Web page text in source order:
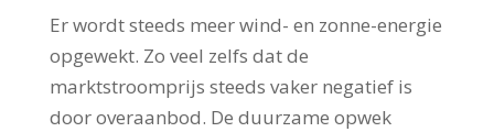
Er wordt steeds meer wind- en zonne-energie
opgewekt. Zo veel zelfs dat de
marktstroomprijs steeds vaker negatief is
door overaanbod. De duurzame opwek